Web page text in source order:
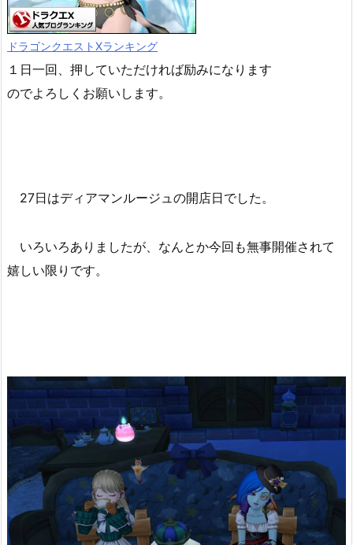
ドラゴンクエストXランキング
１日一回、押していただければ励みになります
のでよろしくお願いします。
27日はディアマンルージュの開店日でした。
いろいろありましたが、なんとか今回も無事開催されて
嬉しい限りです。